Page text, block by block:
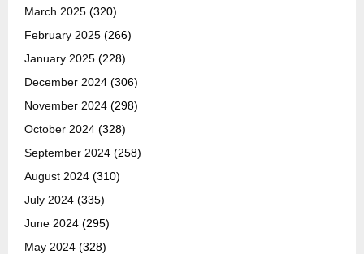
March 2025 (320)
February 2025 (266)
January 2025 (228)
December 2024 (306)
November 2024 (298)
October 2024 (328)
September 2024 (258)
August 2024 (310)
July 2024 (335)
June 2024 (295)
May 2024 (328)